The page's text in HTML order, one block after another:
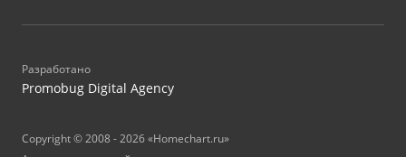
Разработано
Promobug Digital Agency
Copyright © 2008 - 2026 «Homechart.ru»